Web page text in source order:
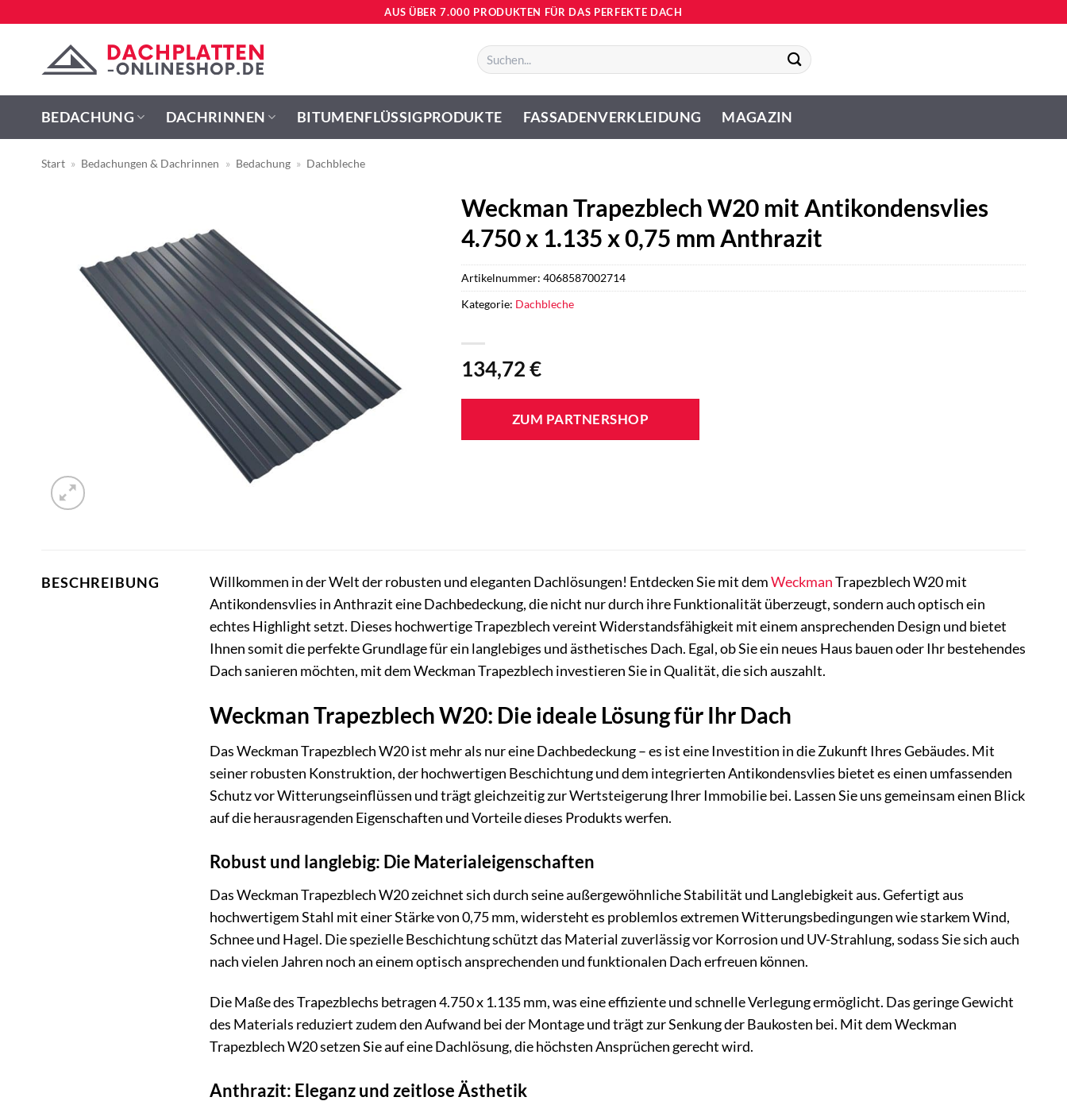
AUS ÜBER 7.000 PRODUKTEN FÜR DAS PERFEKTE DACH
Suchen
nach:
BEDACHUNG DACHRINNEN BITUMENFLÜSSIGPRODUKTE FASSADENVERKLEIDUNG MAGAZIN
Start » Bedachungen & Dachrinnen » Bedachung » Dachbleche
Weckman Trapezblech W20 mit Antikondensvlies
4.750 x 1.135 x 0,75 mm Anthrazit
134,72€
ZUM PARTNERSHOP
Artikelnummer:4068587002714
Kategorie: Dachbleche
BESCHREIBUNG Willkommen in der Welt der robusten und eleganten Dachlösungen! Entdecken Sie mit demWeckmanTrapezblech W20 mit
Antikondensvlies in Anthrazit eine Dachbedeckung, die nicht nur durch ihre Funktionalität überzeugt, sondern auch optisch ein
echtes Highlight setzt. Dieses hochwertige Trapezblech vereint Widerstandsfähigkeit mit einem ansprechenden Design und bietet
Ihnen somit die perfekte Grundlage für ein langlebiges und ästhetisches Dach. Egal, ob Sie ein neues Haus bauen oder Ihr bestehendes
Dach sanieren möchten, mit dem Weckman Trapezblech investieren Sie in Qualität, die sich auszahlt.
Weckman Trapezblech W20: Die ideale Lösung für Ihr Dach
Das Weckman Trapezblech W20 ist mehr als nur eine Dachbedeckung – es ist eine Investition in die Zukunft Ihres Gebäudes. Mit
seiner robusten Konstruktion, der hochwertigen Beschichtung und dem integrierten Antikondensvlies bietet es einen umfassenden
Schutz vor Witterungseinflüssen und trägt gleichzeitig zur Wertsteigerung Ihrer Immobilie bei. Lassen Sie uns gemeinsam einen Blick
auf die herausragenden Eigenschaften und Vorteile dieses Produkts werfen.
Robust und langlebig: Die Materialeigenschaften
Das Weckman Trapezblech W20 zeichnet sich durch seine außergewöhnliche Stabilität und Langlebigkeit aus. Gefertigt aus
hochwertigem Stahl mit einer Stärke von 0,75 mm, widersteht es problemlos extremen Witterungsbedingungen wie starkem Wind,
Schnee und Hagel. Die spezielle Beschichtung schützt das Material zuverlässig vor Korrosion und UV-Strahlung, sodass Sie sich auch
nach vielen Jahren noch an einem optisch ansprechenden und funktionalen Dach erfreuen können.
Die Maße des Trapezblechs betragen 4.750 x 1.135 mm, was eine effiziente und schnelle Verlegung ermöglicht. Das geringe Gewicht
des Materials reduziert zudem den Aufwand bei der Montage und trägt zur Senkung der Baukosten bei. Mit dem Weckman
Trapezblech W20 setzen Sie auf eine Dachlösung, die höchsten Ansprüchen gerecht wird.
Anthrazit: Eleganz und zeitlose Ästhetik